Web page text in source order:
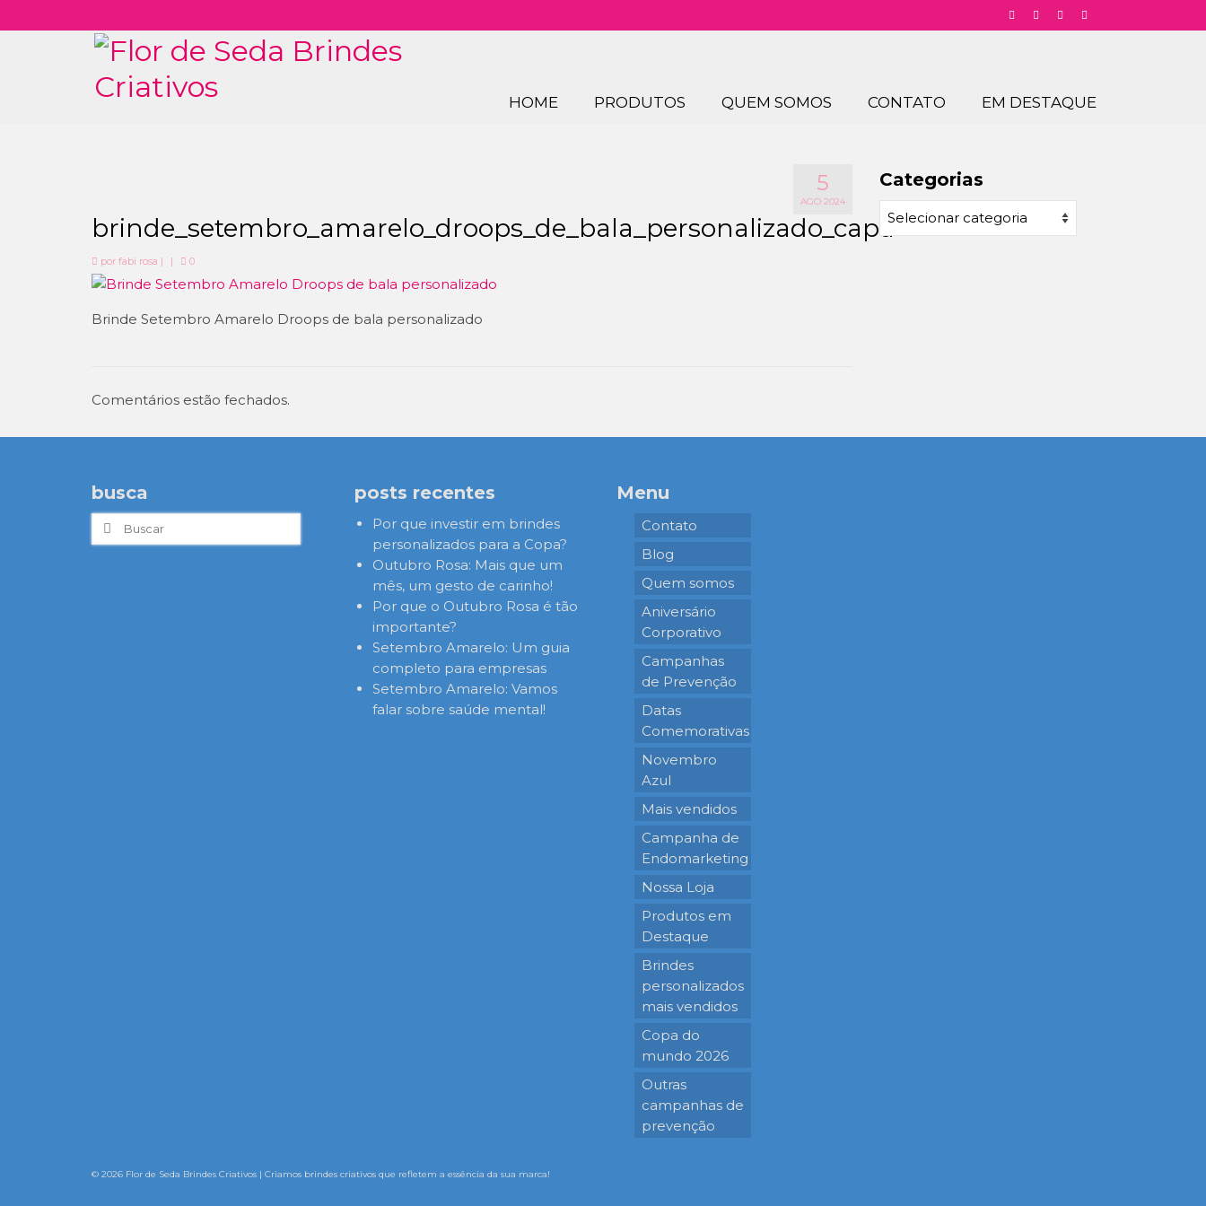
HOME PRODUTOS QUEM SOMOS CONTATO EM DESTAQUE
5
AGO 2024
brinde_setembro_amarelo_droops_de_bala_personalizado_capa
por fabi rosa | | 0
Brinde Setembro Amarelo Droops de bala personalizado
Comentários estão fechados.
Categorias
Categorias
busca
Buscar
por:
posts recentes
Por que investir em brindes
personalizados para a Copa?
Outubro Rosa: Mais que um
mês, um gesto de carinho!
Por que o Outubro Rosa é tão
importante?
Setembro Amarelo: Um guia
completo para empresas
Setembro Amarelo: Vamos
falar sobre saúde mental!
Menu
Contato
Blog
Quem somos
Aniversário
Corporativo
Campanhas
de Prevenção
Datas
Comemorativas
Novembro
Azul
Mais vendidos
Campanha de
Endomarketing
Nossa Loja
Produtos em
Destaque
Brindes
personalizados
mais vendidos
Copa do
mundo 2026
Outras
campanhas de
prevenção
© 2026 Flor de Seda Brindes Criativos | Criamos brindes criativos que refletem a essência da sua marca!